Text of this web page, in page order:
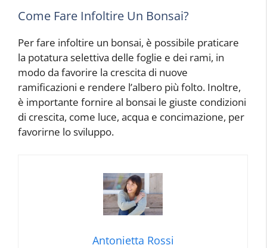
Come Fare Infoltire Un Bonsai?
Per fare infoltire un bonsai, è possibile praticare
la potatura selettiva delle foglie e dei rami, in
modo da favorire la crescita di nuove
ramificazioni e rendere l’albero più folto. Inoltre,
è importante fornire al bonsai le giuste condizioni
di crescita, come luce, acqua e concimazione, per
favorirne lo sviluppo.
Antonietta Rossi